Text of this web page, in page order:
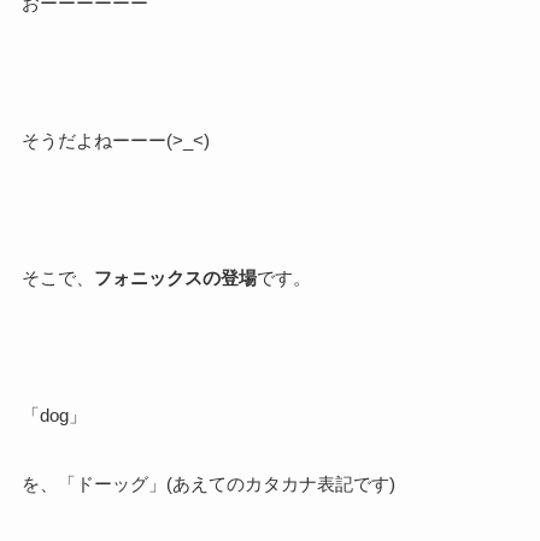
そうだよねーーー(>_<)
そこで、 フォニックスの登場です。
「dog」
を、「ドーッグ」(あえてのカタカナ表記です)